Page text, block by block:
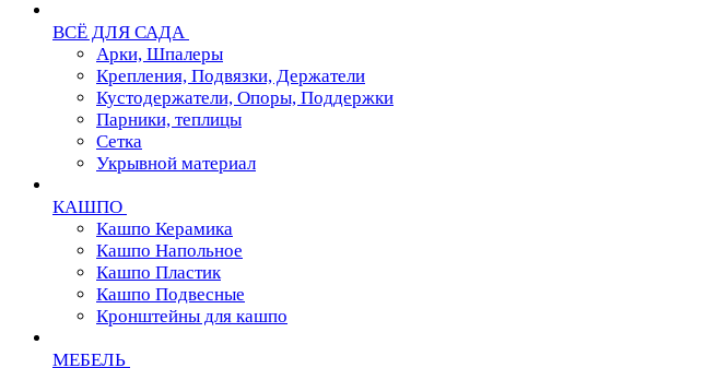
ВСЁ ДЛЯ САДА
Арки, Шпалеры
Крепления, Подвязки, Держатели
Кустодержатели, Опоры, Поддержки
Парники, теплицы
Сетка
Укрывной материал
КАШПО
Кашпо Керамика
Кашпо Напольное
Кашпо Пластик
Кашпо Подвесные
Кронштейны для кашпо
МЕБЕЛЬ